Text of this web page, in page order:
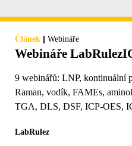
Článek | Webináře
Webináře
9 webinářů: LNP, kontinuální
Raman, vodík, FAMEs,
TGA, DLS, DSF, ICP-OES,
LabRulez